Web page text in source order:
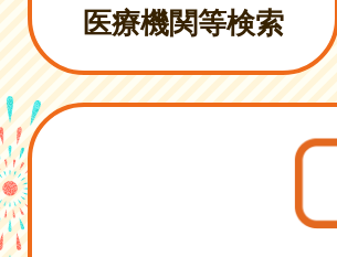
医療機関等検索